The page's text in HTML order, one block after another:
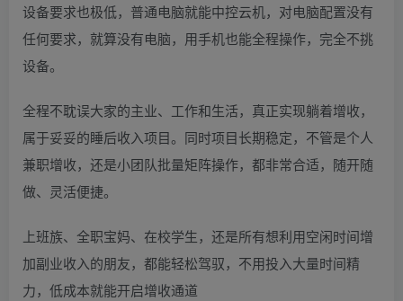
设备要求也极低，普通电脑就能中控云机，对电脑配置没有
任何要求，就算没有电脑，用手机也能全程操作，完全不挑
设备。
全程不耽误大家的主业、工作和生活，真正实现躺着增收，
属于妥妥的睡后收入项目。同时项目长期稳定，不管是个人
兼职增收，还是小团队批量矩阵操作，都非常合适，随开随
做、灵活便捷。
上班族、全职宝妈、在校学生，还是所有想利用空闲时间增
加副业收入的朋友，都能轻松驾驭，不用投入大量时间精
力，低成本就能开启增收通道